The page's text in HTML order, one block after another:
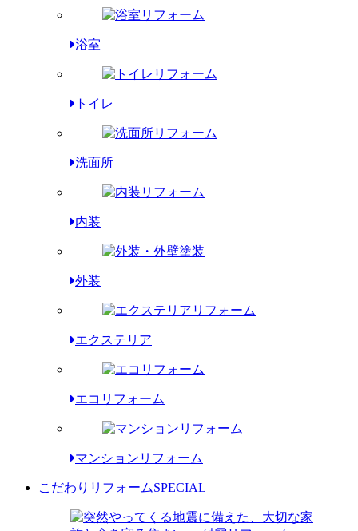
浴室
トイレ
洗面所
内装
外装
エクステリア
エコリフォーム
マンションリフォーム
こだわりリフォームSPECIAL